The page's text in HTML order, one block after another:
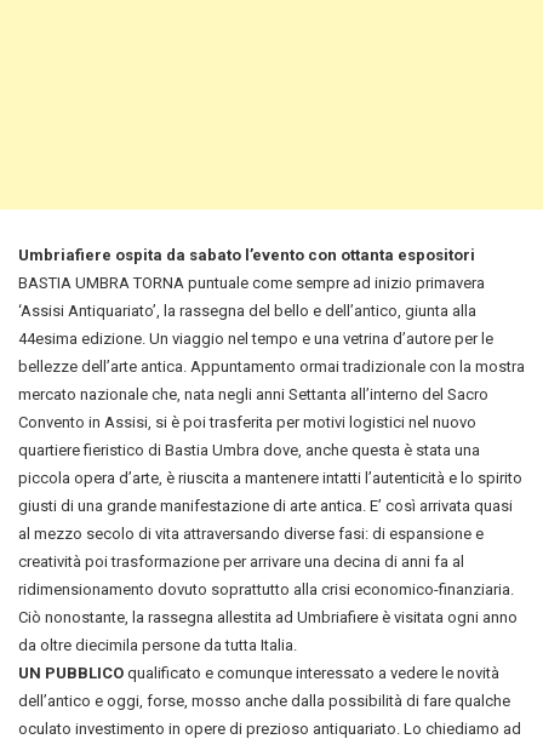
Umbriafiere ospita da sabato l’evento con ottanta espositori
BASTIA UMBRA TORNA puntuale come sempre ad inizio primavera
‘Assisi Antiquariato’, la rassegna del bello e dell’antico, giunta alla
44esima edizione. Un viaggio nel tempo e una vetrina d’autore per le
bellezze dell’arte antica. Appuntamento ormai tradizionale con la mostra
mercato nazionale che, nata negli anni Settanta all’interno del Sacro
Convento in Assisi, si è poi trasferita per motivi logistici nel nuovo
quartiere fieristico di Bastia Umbra dove, anche questa è stata una
piccola opera d’arte, è riuscita a mantenere intatti l’autenticità e lo spirito
giusti di una grande manifestazione di arte antica. E’ così arrivata quasi
al mezzo secolo di vita attraversando diverse fasi: di espansione e
creatività poi trasformazione per arrivare una decina di anni fa al
ridimensionamento dovuto soprattutto alla crisi economico-finanziaria.
Ciò nonostante, la rassegna allestita ad Umbriafiere è visitata ogni anno
da oltre diecimila persone da tutta Italia.
UN PUBBLICO qualificato e comunque interessato a vedere le novità
dell’antico e oggi, forse, mosso anche dalla possibilità di fare qualche
oculato investimento in opere di prezioso antiquariato. Lo chiediamo ad